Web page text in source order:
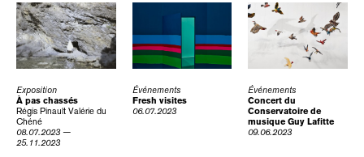
Exposition
À pas chassés
Régis Pinault Valérie du
Chéné
08.07.2023 —
25.11.2023
Événements
Fresh visites
06.07.2023
Événements
Concert du
Conservatoire de
musique Guy Lafitte
09.06.2023